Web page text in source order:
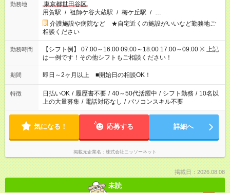
勤務地
東京都世田谷区
用賀駅 / 祖師ケ谷大蔵駅 / 梅ケ丘駅 / …
介護施設や病院など ★自宅近くの施設がいいなど勤務地ご
相談ください
勤務時間
【シフト例】 07:00～16:00 09:00～18:00 17:00～09:00 ※ 上記
は一例です！その他シフトもご相談ください！
期間 即日～2ヶ月以上 ■開始日の相談OK！
特徴 日払いOK / 履歴書不要 / 40～50代活躍中 / シフト勤務 / 10名以
上の大量募集 / 電話対応なし / パソコンスキル不要
気になる！ 応募する 詳細へ
掲載元企業名 株式会社ニッソーネット
掲載日：2026.08.08
未読